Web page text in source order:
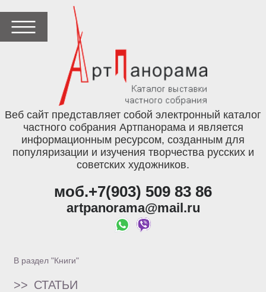
Веб сайт представляет собой электронный каталог
частного собрания Артпанорама и является
информационным ресурсом, созданным для
популяризации и изучения творчества русских и
советских художников.
моб.+7(903) 509 83 86
artpanorama@mail.ru
В раздел "Книги"
>> СТАТЬИ